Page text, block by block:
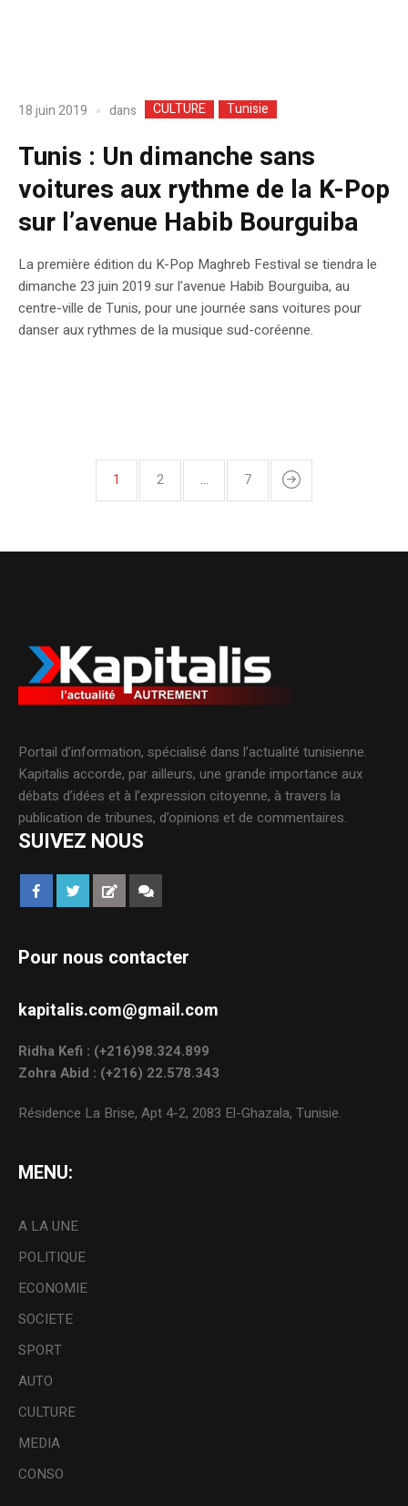
18 juin 2019 dans CULTURE Tunisie
Tunis : Un dimanche sans
voitures aux rythme de la K-Pop
sur l’avenue Habib Bourguiba
La première édition du K-Pop Maghreb Festival se tiendra le
dimanche 23 juin 2019 sur l’avenue Habib Bourguiba, au
centre-ville de Tunis, pour une journée sans voitures pour
danser aux rythmes de la musique sud-coréenne.
1 2 … 7
Portail d’information, spécialisé dans l’actualité tunisienne.
Kapitalis accorde, par ailleurs, une grande importance aux
débats d’idées et à l’expression citoyenne, à travers la
publication de tribunes, d’opinions et de commentaires.
SUIVEZ NOUS
Pour nous contacter
kapitalis.com@gmail.com
Ridha Kefi : (+216)98.324.899
Zohra Abid : (+216) 22.578.343
Résidence La Brise, Apt 4-2, 2083 El-Ghazala, Tunisie.
MENU:
A LA UNE
POLITIQUE
ECONOMIE
SOCIETE
SPORT
AUTO
CULTURE
MEDIA
CONSO